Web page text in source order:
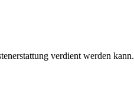
verdient werden kann.